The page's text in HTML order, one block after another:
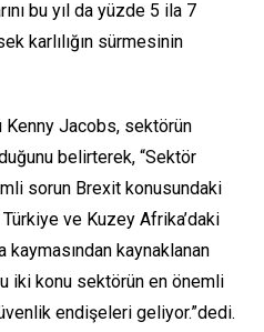
bu yıl da yüzde 5 ila 7
karlılığın sürmesinin
Kenny Jacobs, sektörün
belirterek, “Sektör
sorun Brexit konusundaki
ve Kuzey Afrika’daki
kaynaklanan
iki konu sektörün en önemli
endişeleri geliyor.”dedi.